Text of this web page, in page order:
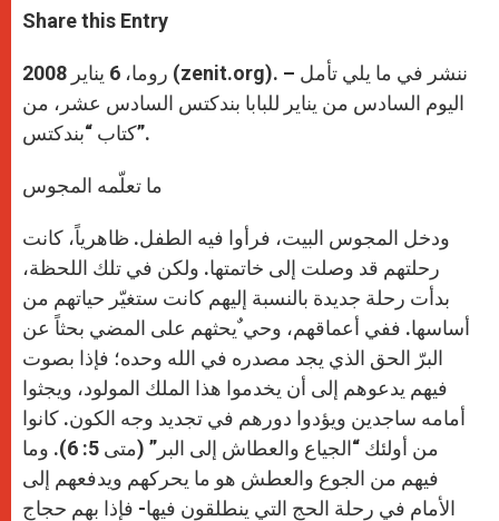
t
s
p
p
s
e
g
e
r
e
b
k
r
Share this Entry
روما، 6 يناير 2008 (zenit.org). – ننشر في ما يلي تأمل
اليوم السادس من يناير للبابا بندكتس السادس عشر، من
كتاب “بندكتس”.
ما تعلّمه المجوس
ودخل المجوس البيت، فرأوا فيه الطفل. ظاهرياً، كانت
رحلتهم قد وصلت إلى خاتمتها. ولكن في تلك اللحظة،
بدأت رحلة جديدة بالنسبة إليهم كانت ستغيّر حياتهم من
أساسها. ففي أعماقهم، وحي ٌيحثهم على المضي بحثاً عن
البرّ الحق الذي يجد مصدره في الله وحده؛ فإذا بصوت
فيهم يدعوهم إلى أن يخدموا هذا الملك المولود، ويجثوا
أمامه ساجدين ويؤدوا دورهم في تجديد وجه الكون. كانوا
من أولئك “الجياع والعطاش إلى البر” (متى 5: 6). وما
فيهم من الجوع والعطش هو ما يحركهم ويدفعهم إلى
الأمام في رحلة الحج التي ينطلقون فيها- فإذا بهم حجاج